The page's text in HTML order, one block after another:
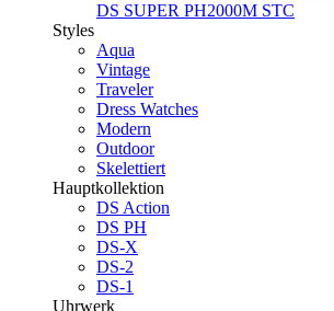
DS SUPER PH2000M STC
Styles
Aqua
Vintage
Traveler
Dress Watches
Modern
Outdoor
Skelettiert
Hauptkollektion
DS Action
DS PH
DS-X
DS-2
DS-1
Uhrwerk